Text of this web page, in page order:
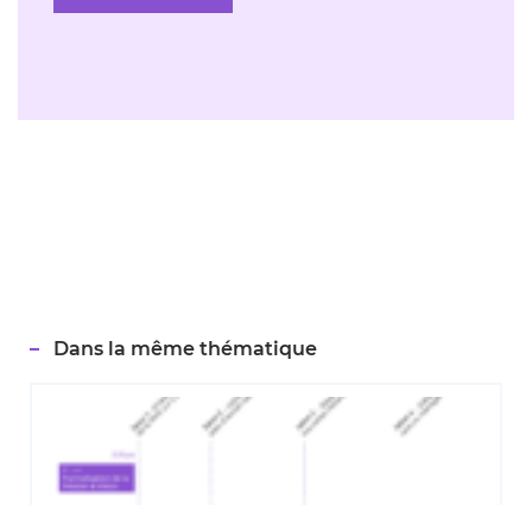
Dans la même thématique